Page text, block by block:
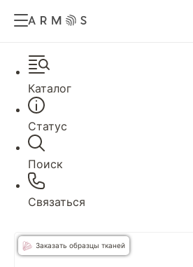
Каталог
Статус
Поиск
Связаться
Заказать образцы тканей